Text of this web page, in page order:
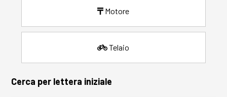
Motore
Telaio
Cerca per lettera iniziale